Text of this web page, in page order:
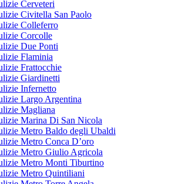
Cerveteri
Civitella San Paolo
Colleferro
Corcolle
Due Ponti
Flaminia
Frattocchie
Giardinetti
Infernetto
Largo Argentina
Magliana
Marina Di San Nicola
Metro Baldo degli Ubaldi
Metro Conca D’oro
Metro Giulio Agricola
Metro Monti Tiburtino
Metro Quintiliani